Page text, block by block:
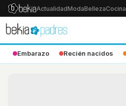
ActualidadModaBellezaCocina
Embarazo Recién nacidos